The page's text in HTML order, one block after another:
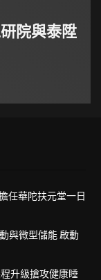
院與泰陞
任華陀扶元堂一日
與微型儲能 啟動
升級搶攻健康睡